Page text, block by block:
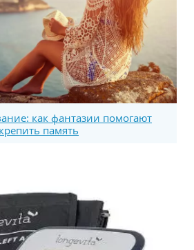
как фантазии помогают
память